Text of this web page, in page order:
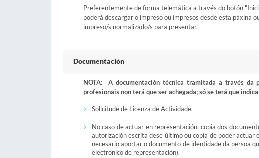
Preferentemente de forma telemática a través do botón
poderá descargar o impreso ou impresos desde esta páxina
impreso/s normalizado/s para presentar.
Documentación
NOTA: A documentación técnica tramitada a través da
profesionais non terá que ser achegada; só se terá que
Solicitude de Licenza de Actividade.
No caso de actuar en representación, copia dos
autorización escrita dese último ou copia de poder actuar
necesario aportar o documento de identidade da persoa
electrónico de representación).